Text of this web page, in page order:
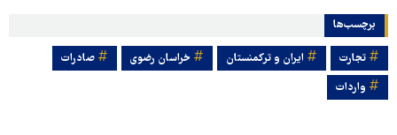
برچسب‌ها
تجارت ایران و ترکمنستان خراسان رضوی
صادرات
واردات